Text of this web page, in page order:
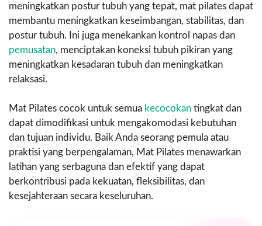
meningkatkan postur tubuh yang tepat, mat pilates dapat
membantu meningkatkan keseimbangan, stabilitas, dan
postur tubuh. Ini juga menekankan kontrol napas dan
pemusatan, menciptakan koneksi tubuh pikiran yang
meningkatkan kesadaran tubuh dan meningkatkan
relaksasi.
Mat Pilates cocok untuk semua kecocokan tingkat dan
dapat dimodifikasi untuk mengakomodasi kebutuhan
dan tujuan individu. Baik Anda seorang pemula atau
praktisi yang berpengalaman, Mat Pilates menawarkan
latihan yang serbaguna dan efektif yang dapat
berkontribusi pada kekuatan, fleksibilitas, dan
kesejahteraan secara keseluruhan.